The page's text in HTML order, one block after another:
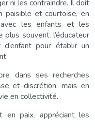
ni les contraindre. Il doit
paisible et courtoise, en
avec les enfants et les
souvent, l’éducateur
pour établir un
dans ses recherches
et discrétion, mais en
en collectivité.
en paix, appréciant les